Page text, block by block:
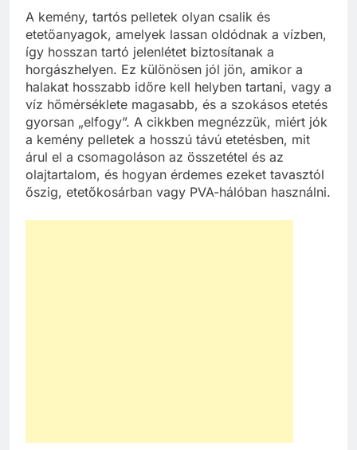
A kemény, tartós pelletek olyan csalik és
etetőanyagok, amelyek lassan oldódnak a vízben,
így hosszan tartó jelenlétet biztosítanak a
horgászhelyen. Ez különösen jól jön, amikor a
halakat hosszabb időre kell helyben tartani, vagy a
víz hőmérséklete magasabb, és a szokásos etetés
gyorsan „elfogy”. A cikkben megnézzük, miért jók
a kemény pelletek a hosszú távú etetésben, mit
árul el a csomagoláson az összetétel és az
olajtartalom, és hogyan érdemes ezeket tavasztól
őszig, etetőkosárban vagy PVA-hálóban használni.